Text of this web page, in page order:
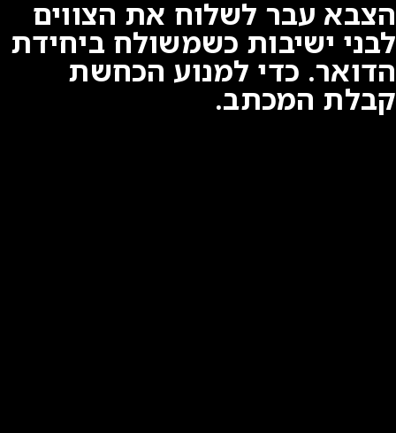
הצבא עבר לשלוח את הצווים
לבני ישיבות כשמשולח ביחידת
הדואר. כדי למנוע הכחשת
קבלת המכתב.